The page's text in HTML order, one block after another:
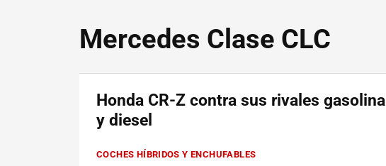
Mercedes Clase CLC
Honda CR-Z contra sus rivales gasolina
y diesel
COCHES HÍBRIDOS Y ENCHUFABLES